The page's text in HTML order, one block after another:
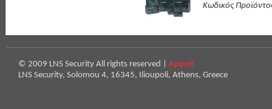
Κωδικός
© 2009 LNS Security All rights reserved | Αρχική
LNS Security, Solomou 4, 16345, Ilioupoli, Athens, Greece